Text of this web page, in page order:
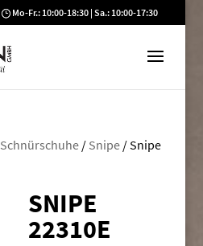
Mo-Fr.: 10:00-18:30 | Sa.: 10:00-17:30
Schnürschuhe/ Snipe/ Snipe
SNIPE
22310E